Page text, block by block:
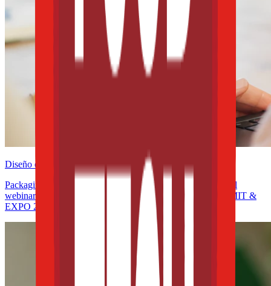
Diseño e innovación
Packaging y sostenibilidad en América Latina: participa en el
webinar de la WPO rumbo a THE FOOD TECH® | SUMMIT &
EXPO 2026